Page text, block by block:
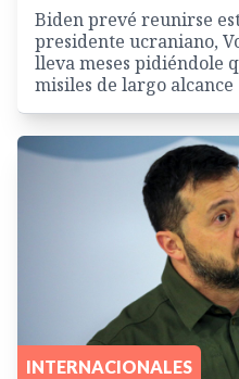
Biden prevé reunirse
presidente ucraniano,
lleva meses pidiéndole
misiles de largo alcance
INTERNACIONALES